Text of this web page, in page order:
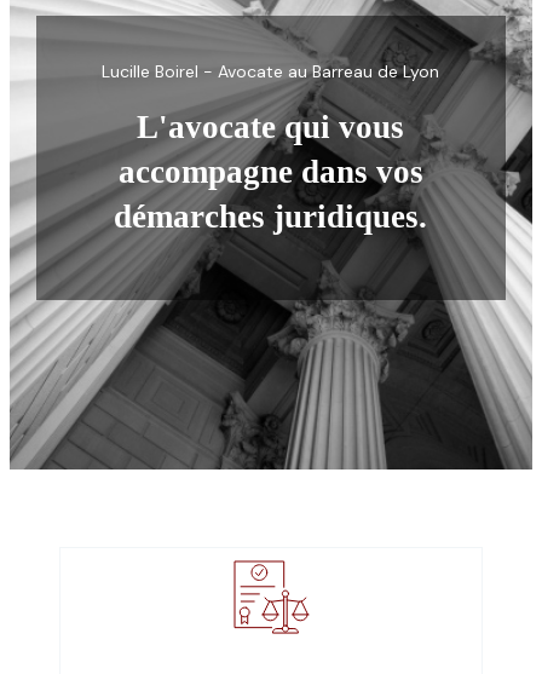
Lucille Boirel - Avocate au Barreau de Lyon
L'avocate qui vous
accompagne dans vos
démarches juridiques.